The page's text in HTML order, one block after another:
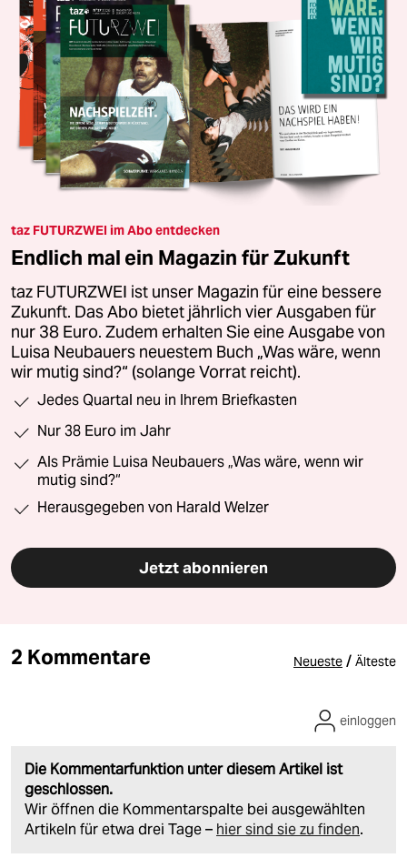
taz FUTURZWEI im Abo entdecken
Endlich mal ein Magazin für Zukunft
taz FUTURZWEI ist unser Magazin für eine bessere
Zukunft. Das Abo bietet jährlich vier Ausgaben für
nur 38 Euro. Zudem erhalten Sie eine Ausgabe von
Luisa Neubauers neuestem Buch „Was wäre, wenn
wir mutig sind?“ (solange Vorrat reicht).
Jedes Quartal neu in Ihrem Briefkasten
Nur 38 Euro im Jahr
Als Prämie Luisa Neubauers „Was wäre, wenn wir
mutig sind?“
Herausgegeben von Harald Welzer
Jetzt abonnieren
2 Kommentare Neueste / Älteste
Die Kommentarfunktion unter diesem Artikel ist
geschlossen.
Wir öffnen die Kommentarspalte bei ausgewählten
Artikeln für etwa drei Tage – hier sind sie zu finden.
einloggen